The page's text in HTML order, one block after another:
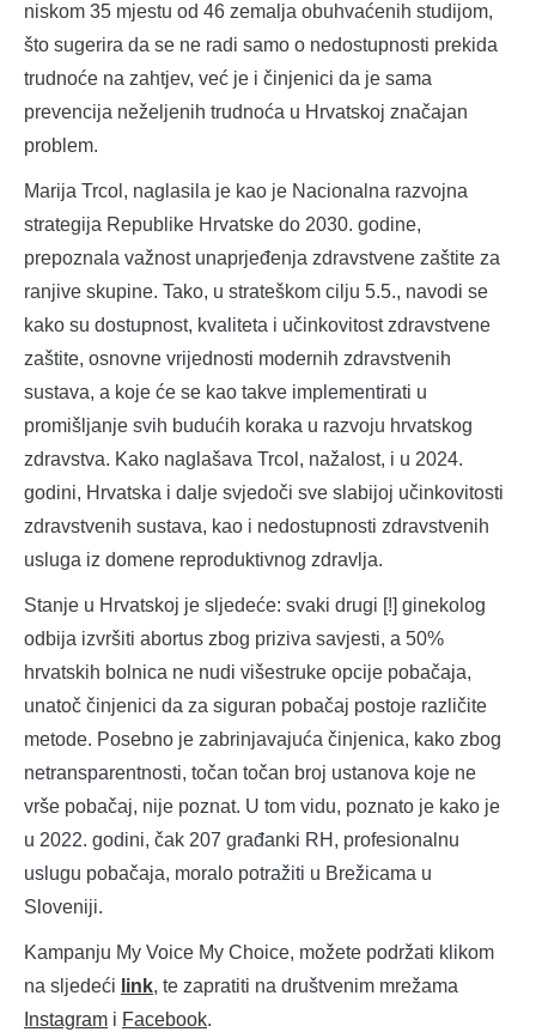
niskom 35 mjestu od 46 zemalja obuhvaćenih studijom,
što sugerira da se ne radi samo o nedostupnosti prekida
trudnoće na zahtjev, već je i činjenici da je sama
prevencija neželjenih trudnoća u Hrvatskoj značajan
problem.
Marija Trcol, naglasila je kao je Nacionalna razvojna
strategija Republike Hrvatske do 2030. godine,
prepoznala važnost unaprjeđenja zdravstvene zaštite za
ranjive skupine. Tako, u strateškom cilju 5.5., navodi se
kako su dostupnost, kvaliteta i učinkovitost zdravstvene
zaštite, osnovne vrijednosti modernih zdravstvenih
sustava, a koje će se kao takve implementirati u
promišljanje svih budućih koraka u razvoju hrvatskog
zdravstva. Kako naglašava Trcol, nažalost, i u 2024.
godini, Hrvatska i dalje svjedoči sve slabijoj učinkovitosti
zdravstvenih sustava, kao i nedostupnosti zdravstvenih
usluga iz domene reproduktivnog zdravlja.
Stanje u Hrvatskoj je sljedeće: svaki drugi [!] ginekolog
odbija izvršiti abortus zbog priziva savjesti, a 50%
hrvatskih bolnica ne nudi višestruke opcije pobačaja,
unatoč činjenici da za siguran pobačaj postoje različite
metode. Posebno je zabrinjavajuća činjenica, kako zbog
netransparentnosti, točan točan broj ustanova koje ne
vrše pobačaj, nije poznat. U tom vidu, poznato je kako je
u 2022. godini, čak 207 građanki RH, profesionalnu
uslugu pobačaja, moralo potražiti u Brežicama u
Sloveniji.
Kampanju My Voice My Choice, možete podržati klikom
na sljedeći link, te zapratiti na društvenim mrežama
Instagram i Facebook.